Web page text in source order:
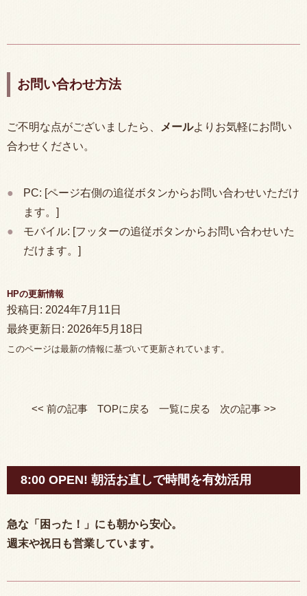
お問い合わせ方法
ご不明な点がございましたら、 メールよりお気軽にお問い
合わせください。
PC: [ページ右側の追従ボタンからお問い合わせいただけ
ます。]
モバイル: [フッターの追従ボタンからお問い合わせいた
だけます。]
HPの更新情報
投稿日: 2024年7月11日
最終更新日: 2026年5月18日
このページは最新の情報に基づいて更新されています。
<< 前の記事 TOPに戻る 一覧に戻る 次の記事 >>
8:00 OPEN! 朝活お直しで時間を有効活用
急な「困った！」にも朝から安心。
週末や祝日も営業しています。